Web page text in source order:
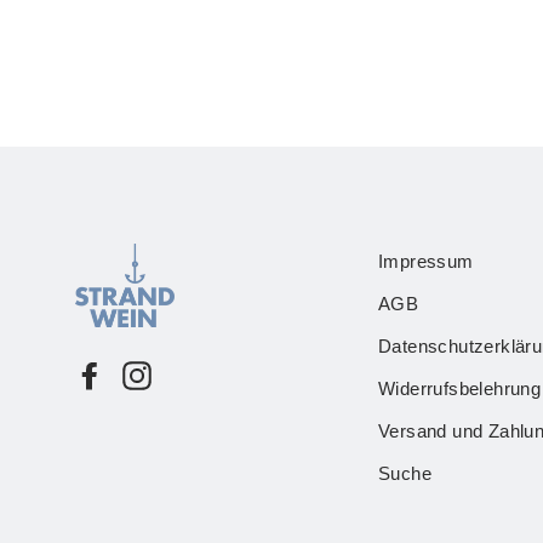
Facebook
Impressum
AGB
Widerrufsbelehrung
Versand und
Suche